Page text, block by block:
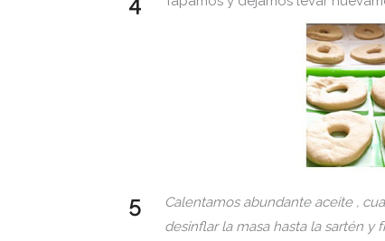
Calentamos abundante aceite ,
desinflar la masa hasta la sartén y